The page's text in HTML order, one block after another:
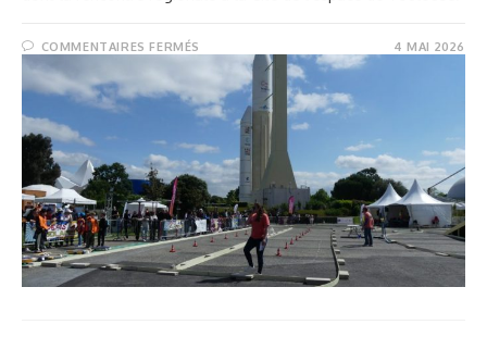
COMMENTAIRES FERMÉS 4 MAI 2026